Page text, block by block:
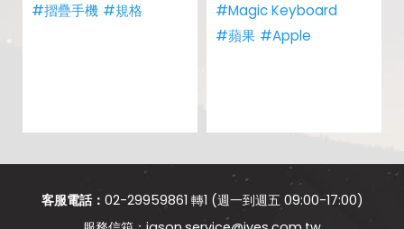
#摺疊手機 #規格
#Magic Keyboard
#蘋果 #Apple
客服電話： 02-29959861 轉1 (週一到週五 09:00-17:00)